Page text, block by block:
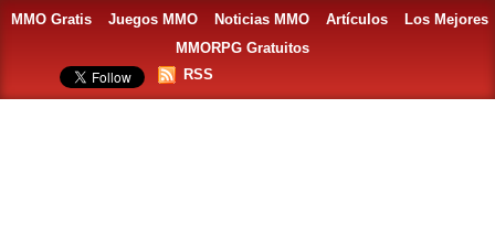
MMO Gratis Juegos MMO Noticias MMO Artículos
Los Mejores
MMORPG Gratuitos
RSS